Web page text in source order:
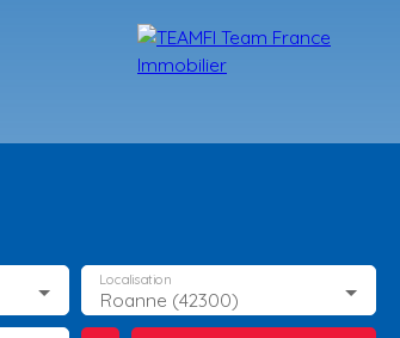
Roanne (42300)
Localisation